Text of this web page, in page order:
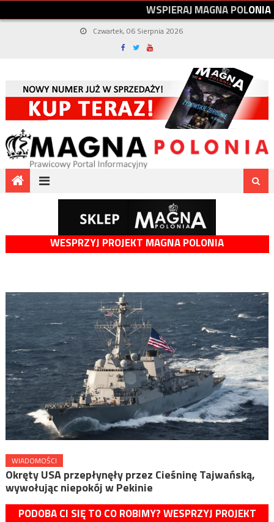
WSPIERAJMAGNAPOLONIA
Czwartek, 06 Sierpnia 2026
WESPRZYJ PROJEKT MAGNA POLONIA
WIADOMOŚCI
Okręty USA przepłynęły przez Cieśninę Tajwańską,
wywołując niepokój w Pekinie
PODOBA CI SIĘ TO CO ROBIMY? WESPRZYJ PROJEKT